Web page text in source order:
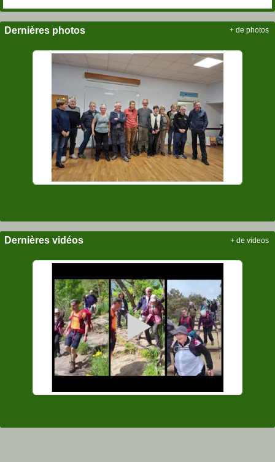
Dernières photos + de photos
Dernières vidéos + de videos